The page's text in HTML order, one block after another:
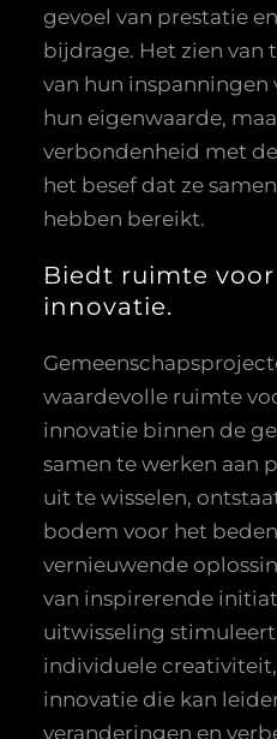
gevoel van prestatie
bijdrage. Het zien van
van hun inspanningen
hun eigenwaarde,
verbondenheid met
het besef dat ze
hebben bereikt.
Biedt ruimte
innovatie.
waardevolle ruimte
innovatie binnen de
samen te werken aan
uit te wisselen,
bodem voor het
vernieuwende
van inspirerende
uitwisseling
individuele
innovatie die kan
veranderingen en